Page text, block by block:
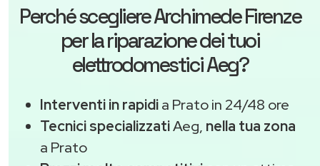
Perché scegliereArchimede Firenze
per la riparazione dei tuoi
elettrodomestici Aeg?
Interventi in rapidia Prato in 24/48 ore
Tecnici specializzatiAeg, nella tua zona
a Prato